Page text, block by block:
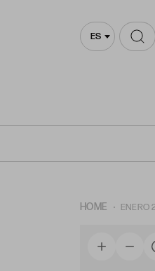
ES
HOME ENERO